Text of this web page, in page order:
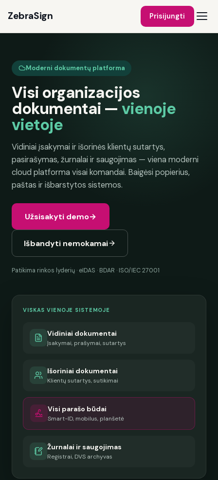
ZebraSign Prisijungti
Moderni dokumentų platforma
Visi organizacijos
dokumentai — vienoje
vietoje
Vidiniai įsakymai ir išorinės klientų sutartys,
pasirašymas, žurnalai ir saugojimas — viena moderni
cloud platforma visai komandai. Baigėsi popierius,
paštas ir išbarstytos sistemos.
Užsisakyti demo→
Išbandyti nemokamai
Patikima rinkos lyderių · eIDAS · BDAR · ISO/IEC 27001
VISKAS VIENOJE SISTEMOJE
Vidiniai dokumentai
Įsakymai, prašymai, sutartys
Išoriniai dokumentai
Klientų sutartys, sutikimai
Visi parašo būdai
Smart-ID, mobilus, planšetė
Žurnalai ir saugojimas
Registrai, DVS archyvas